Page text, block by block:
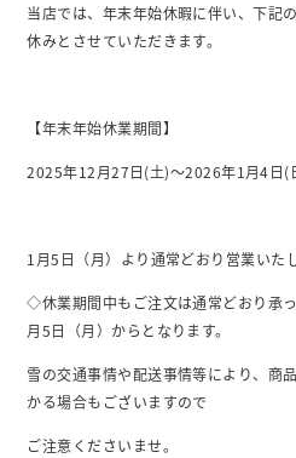
当店では、年末年始休暇に伴い、下記
休みとさせていただきます。
【年末年始休業期間】
2025年12月27日(土)～2026年1月4日(
1月5日（月）より通常どおり営業いたし
◇休業期間中もご注文は通常どおり承
月5日（月）からとなります。
雪の交通事情や配送事情等により、商
かる場合もございますので
ご注意くださいませ。